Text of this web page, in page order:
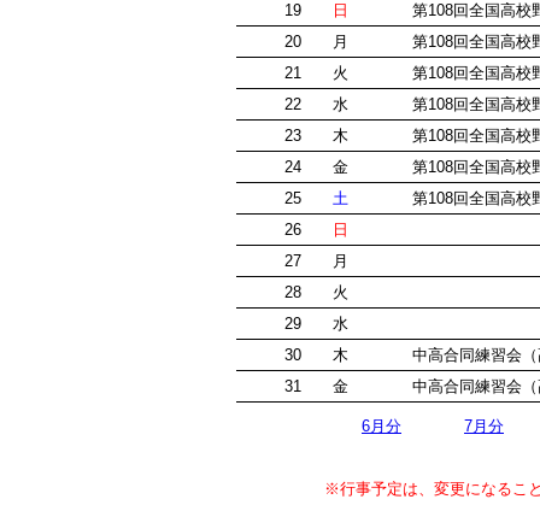
19
日
第108回全国高
20
月
第108回全国高
21
火
第108回全国高
22
水
第108回全国高
23
木
第108回全国高
24
金
第108回全国高
25
土
第108回全国高
26
日
27
月
28
火
29
水
30
木
中高合同練習会
31
金 中高合同練習会
6月分 7月分
※行事予定は、変更になるこ